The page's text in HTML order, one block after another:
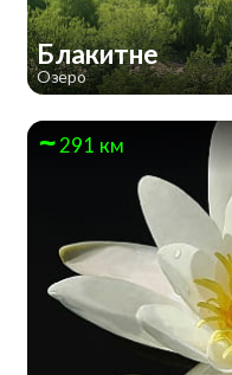
Блакитне
Озеро
291 км